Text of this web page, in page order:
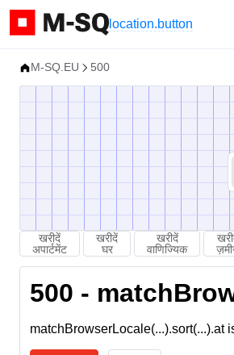
location.button
M-SQ.EU 500
खरीदें
अपार्टमेंट
खरीदें
घर
खरीदें
वाणिज्यिक
500 -
matchBrowserLocale(...).sort(...).at